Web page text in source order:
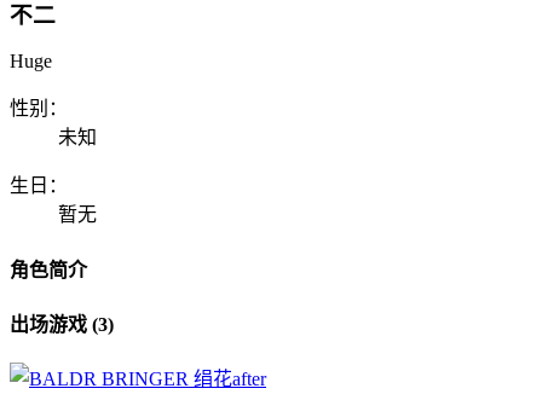
不二
Huge
性别：
未知
生日：
暂无
角色简介
出场游戏 (3)